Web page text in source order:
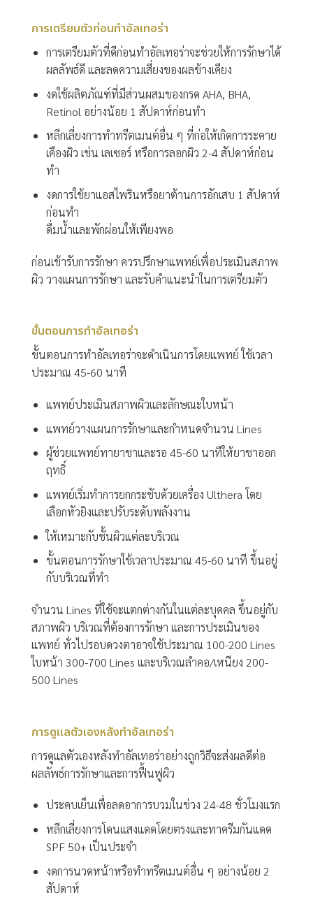
การเตรียมตัวก่อนทำอัลเทอร่า
การเตรียมตัวที่ดีก่อนทำอัลเทอร่าจะช่วยให้การรักษาได้
ผลลัพธ์ดี และลดความเสี่ยงของผลข้างเคียง
งดใช้ผลิตภัณฑ์ที่มีส่วนผสมของกรด AHA, BHA,
Retinol อย่างน้อย 1 สัปดาห์ก่อนทำ
หลีกเลี่ยงการทำทรีตเมนต์อื่น ๆ ที่ก่อให้เกิดการระคาย
เคืองผิว เช่น เลเซอร์ หรือการลอกผิว 2-4 สัปดาห์ก่อน
ทำ
งดการใช้ยาแอสไพรินหรือยาต้านการอักเสบ 1 สัปดาห์
ก่อนทำ
ดื่มน้ำและพักผ่อนให้เพียงพอ
ก่อนเข้ารับการรักษา ควรปรึกษาแพทย์เพื่อประเมินสภาพ
ผิว วางแผนการรักษา และรับคำแนะนำในการเตรียมตัว
ขั้นตอนการทำอัลเทอร่า
ขั้นตอนการทำอัลเทอร่าจะดำเนินการโดยแพทย์ ใช้เวลา
ประมาณ 45-60 นาที
แพทย์ประเมินสภาพผิวและลักษณะใบหน้า
แพทย์วางแผนการรักษาและกำหนดจำนวน Lines
ผู้ช่วยแพทย์ทายาชาและรอ 45-60 นาทีให้ยาชาออก
ฤทธิ์
แพทย์เริ่มทำการยกกระชับด้วยเครื่อง Ulthera โดย
เลือกหัวยิงและปรับระดับพลังงาน
ให้เหมาะกับชั้นผิวแต่ละบริเวณ
ขั้นตอนการรักษาใช้เวลาประมาณ 45-60 นาที ขึ้นอยู่
กับบริเวณที่ทำ
จำนวน Lines ที่ใช้จะแตกต่างกันในแต่ละบุคคล ขึ้นอยู่กับ
สภาพผิว บริเวณที่ต้องการรักษา และการประเมินของ
แพทย์ ทั่วไปรอบดวงตาอาจใช้ประมาณ 100-200 Lines
ใบหน้า 300-700 Lines และบริเวณลำคอ/เหนียง 200-
500 Lines
การดูแลตัวเองหลังทำอัลเทอร่า
การดูแลตัวเองหลังทำอัลเทอร่าอย่างถูกวิธีจะส่งผลดีต่อ
ผลลัพธ์การรักษาและการฟื้นฟูผิว
ประคบเย็นเพื่อลดอาการบวมในช่วง 24-48 ชั่วโมงแรก
หลีกเลี่ยงการโดนแสงแดดโดยตรงและทาครีมกันแดด
SPF 50+ เป็นประจำ
งดการนวดหน้าหรือทำทรีตเมนต์อื่น ๆ อย่างน้อย 2
สัปดาห์